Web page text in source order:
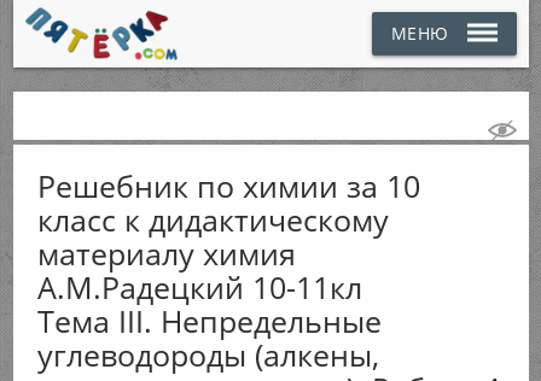
МЕНЮ
Решебник по химии за 10
класс к дидактическому
материалу химия
А.М.Радецкий 10-11кл
Тема III. Непредельные
углеводороды (алкены,